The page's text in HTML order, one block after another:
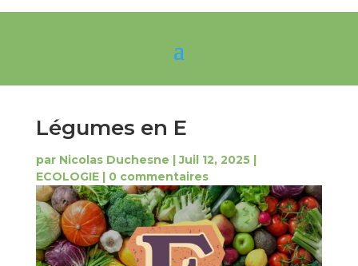
Légumes en E
par Nicolas Duchesne |Juil 12, 2025|
ECOLOGIE| 0 commentaires